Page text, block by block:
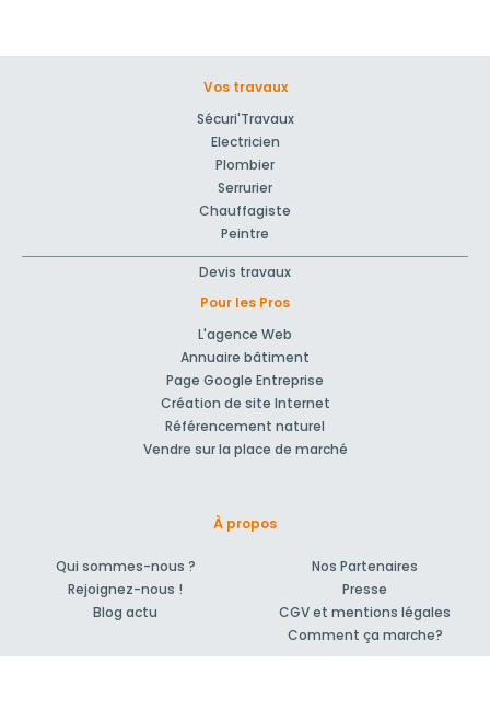
Vos travaux
Sécuri'Travaux
Electricien
Plombier
Serrurier
Chauffagiste
Peintre
Devis travaux
Pour les Pros
L'agence Web
Annuaire bâtiment
Page Google Entreprise
Création de site Internet
Référencement naturel
Vendre sur la place de marché
À propos
Qui sommes-nous ?
Rejoignez-nous !
Blog actu
Nos Partenaires
Presse
CGV et mentions légales
Comment ça marche?